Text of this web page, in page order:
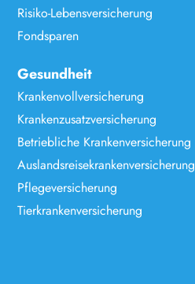
Risiko-Lebensversicherung
Fondsparen
Gesundheit
Krankenvollversicherung
Krankenzusatzversicherung
Betriebliche Krankenversicherung
Auslandsreisekrankenversicherung
Pflegeversicherung
Tierkrankenversicherung